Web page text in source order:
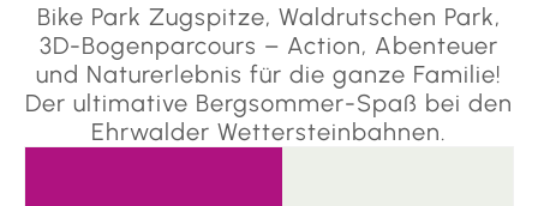
Bike Park Zugspitze, Waldrutschen Park,
3D-Bogenparcours – Action, Abenteuer
und Naturerlebnis für die ganze Familie!
Der ultimative Bergsommer-Spaß bei den
Ehrwalder Wettersteinbahnen.